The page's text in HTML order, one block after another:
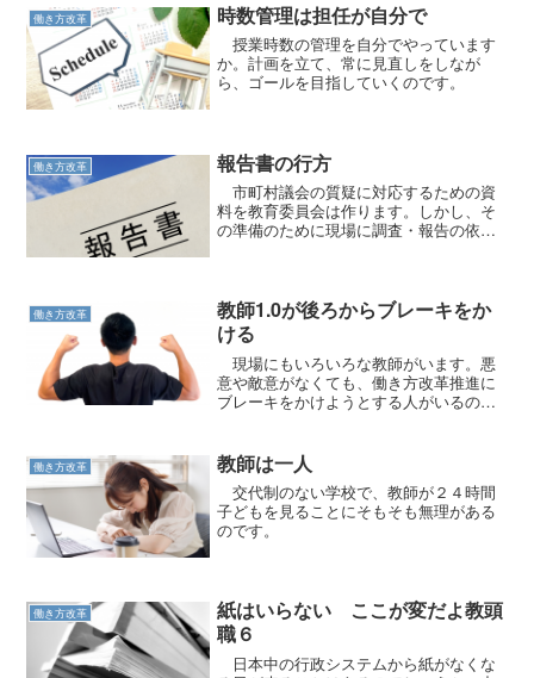
働き方改革 時数管理は担任が自分で
授業時数の管理を自分でやっています
か。計画を立て、常に見直しをしなが
ら、ゴールを目指していくのです。
働き方改革 報告書の行方
市町村議会の質疑に対応するための資
料を教育委員会は作ります。しかし、そ
の準備のために現場に調査・報告の依頼
働き方改革
教師1.0が後ろからブレーキをか
ける
現場にもいろいろな教師がいます。悪
意や敵意がなくても、働き方改革推進に
ブレーキをかけようとする人がいるので
働き方改革 教師は一人
交代制のない学校で、教師が２４時間
子どもを見ることにそもそも無理がある
のです。
働き方改革
紙はいらない ここが変だよ教頭
職６
日本中の行政システムから紙がなくな